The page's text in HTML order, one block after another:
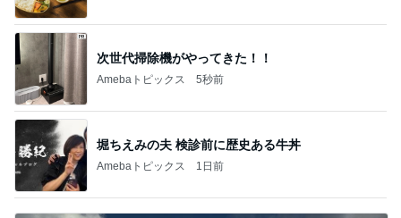
次世代掃除機がやってきた！！
Amebaトピックス 5秒前
堀ちえみの夫 検診前に歴史ある牛丼
Amebaトピックス 1日前